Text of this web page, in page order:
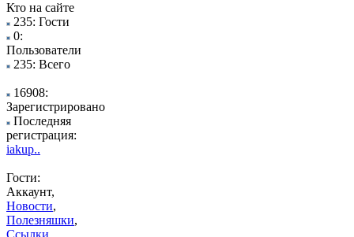
Кто на сайте
235: Гости
0:
Пользователи
235: Всего
16908:
Зарегистрировано
Последняя
регистрация:
iakup..
Гости:
Аккаунт,
Новости,
Полезняшки,
Ссылки,